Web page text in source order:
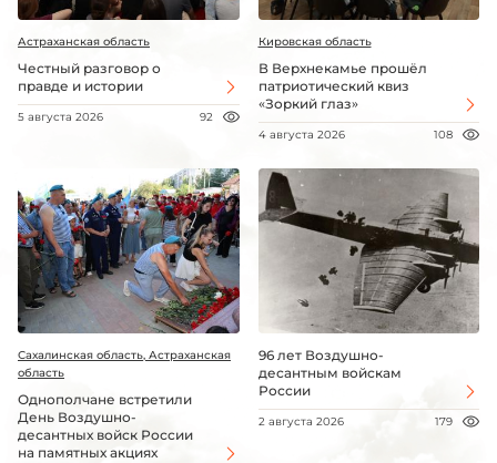
Астраханская область
Честный разговор о
правде и истории
5 августа 2026 92
Кировская область
В Верхнекамье прошёл
патриотический квиз
«Зоркий глаз»
4 августа 2026 108
Сахалинская область, Астраханская
область
Однополчане встретили
День Воздушно-
десантных войск России
на памятных акциях
96 лет Воздушно-
десантным войскам
России
2 августа 2026 179